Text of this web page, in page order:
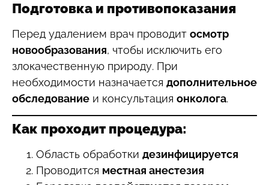
Подготовка и противопоказания
Перед удалением врач проводит осмотр
новообразования, чтобы исключить его
злокачественную природу. При
необходимости назначается дополнительное
обследование и консультация онколога.
Как проходит процедура:
Область обработки дезинфицируется
Проводится местная анестезия